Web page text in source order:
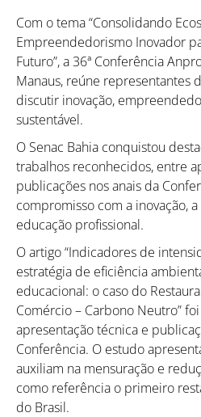
Com o tema “Consolidando
Empreendedorismo Inovador
Futuro”, a 36ª Conferência
Manaus, reúne representantes
discutir inovação,
sustentável.
O Senac Bahia conquistou
trabalhos reconhecidos, entre
publicações nos anais da
compromisso com a inovação,
educação profissional.
O artigo “Indicadores de
estratégia de eficiência
educacional: o caso do
Comércio – Carbono Neutro”
apresentação técnica e
Conferência. O estudo
auxiliam na mensuração e
como referência o primeiro
do Brasil.